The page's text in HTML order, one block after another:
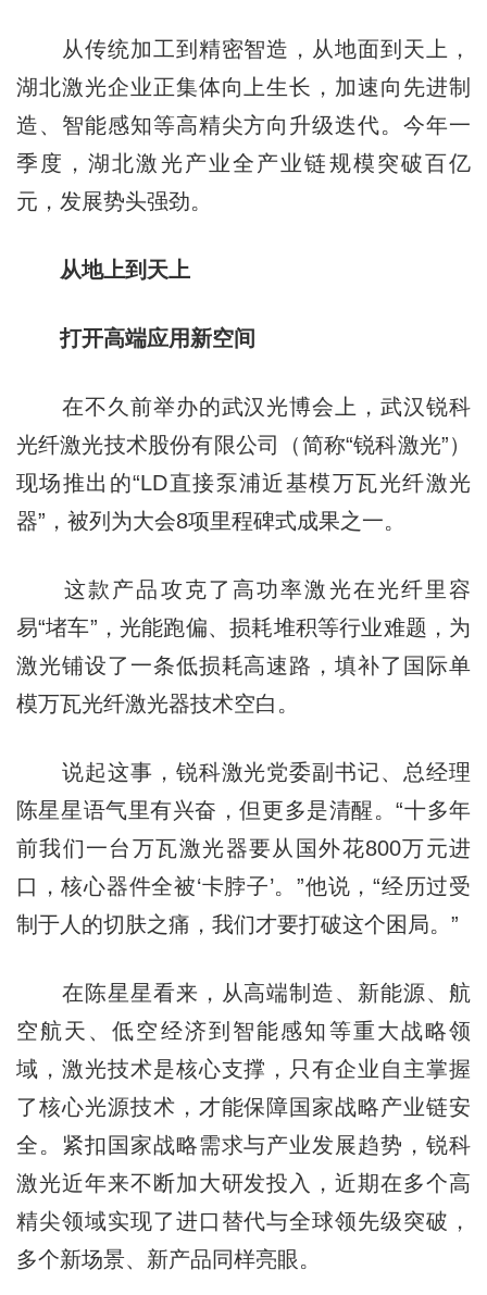
从传统加工到精密智造，从地面到天上，
湖北激光企业正集体向上生长，加速向先进制
造、智能感知等高精尖方向升级迭代。今年一
季度，湖北激光产业全产业链规模突破百亿
元，发展势头强劲。
从地上到天上
打开高端应用新空间
在不久前举办的武汉光博会上，武汉锐科
光纤激光技术股份有限公司（简称“锐科激光”）
现场推出的“LD直接泵浦近基模万瓦光纤激光
器”，被列为大会8项里程碑式成果之一。
这款产品攻克了高功率激光在光纤里容
易“堵车”，光能跑偏、损耗堆积等行业难题，为
激光铺设了一条低损耗高速路，填补了国际单
模万瓦光纤激光器技术空白。
说起这事，锐科激光党委副书记、总经理
陈星星语气里有兴奋，但更多是清醒。“十多年
前我们一台万瓦激光器要从国外花800万元进
口，核心器件全被‘卡脖子’。”他说，“经历过受
制于人的切肤之痛，我们才要打破这个困局。”
在陈星星看来，从高端制造、新能源、航
空航天、低空经济到智能感知等重大战略领
域，激光技术是核心支撑，只有企业自主掌握
了核心光源技术，才能保障国家战略产业链安
全。紧扣国家战略需求与产业发展趋势，锐科
激光近年来不断加大研发投入，近期在多个高
精尖领域实现了进口替代与全球领先级突破，
多个新场景、新产品同样亮眼。